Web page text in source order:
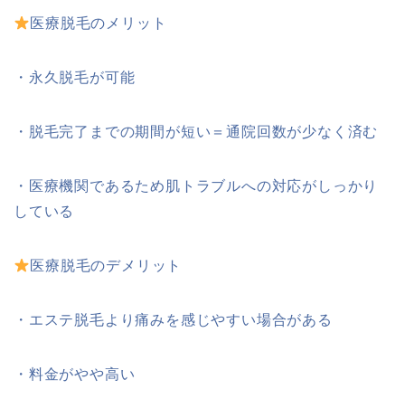
医療脱毛のメリット
・永久脱毛が可能
・脱毛完了までの期間が短い＝通院回数が少なく済む
・医療機関であるため肌トラブルへの対応がしっかり
している
医療脱毛のデメリット
・エステ脱毛より痛みを感じやすい場合がある
・料金がやや高い